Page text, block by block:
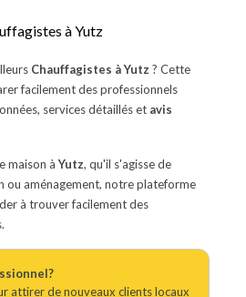
à Yutz
Chauffagistes à Yutz ? Cette
facilement des professionnels
services détaillés et avis
maison àYutz, qu'il s'agisse de
ou aménagement, notre plateforme
à trouver facilement des
attirer de nouveaux clients locaux